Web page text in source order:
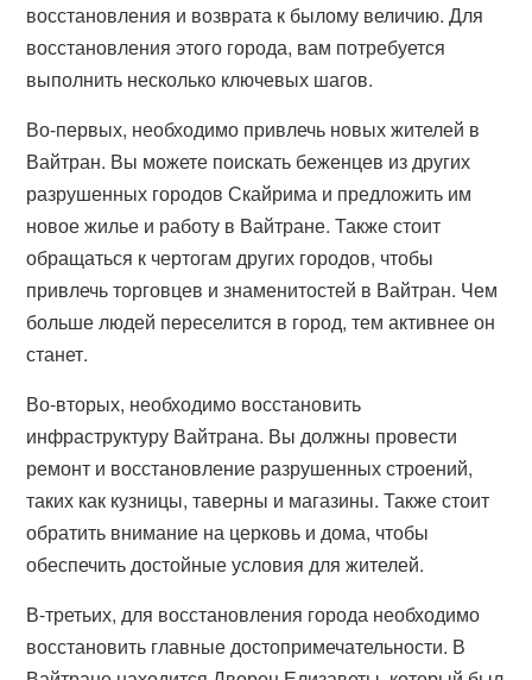
восстановления и возврата к былому величию. Для
восстановления этого города, вам потребуется
выполнить несколько ключевых шагов.
Во-первых, необходимо привлечь новых жителей в
Вайтран. Вы можете поискать беженцев из других
разрушенных городов Скайрима и предложить им
новое жилье и работу в Вайтране. Также стоит
обращаться к чертогам других городов, чтобы
привлечь торговцев и знаменитостей в Вайтран. Чем
больше людей переселится в город, тем активнее он
станет.
Во-вторых, необходимо восстановить
инфраструктуру Вайтрана. Вы должны провести
ремонт и восстановление разрушенных строений,
таких как кузницы, таверны и магазины. Также стоит
обратить внимание на церковь и дома, чтобы
обеспечить достойные условия для жителей.
В-третьих, для восстановления города необходимо
восстановить главные достопримечательности. В